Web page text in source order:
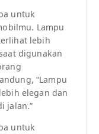
untuk
Lampu
lebih
digunakan
“Lampu
elegan dan
jalan.”
untuk